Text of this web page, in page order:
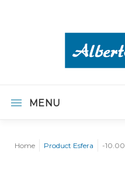
MENU
Home Product Esfera -10.00